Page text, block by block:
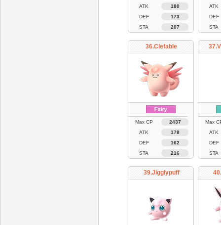
ATK
180
DEF
173
STA
207
ATK
DEF
STA
36.Clefable
Max CP
2437
ATK
178
DEF
162
STA
216
Max
ATK
DEF
STA
39.Jigglypuff